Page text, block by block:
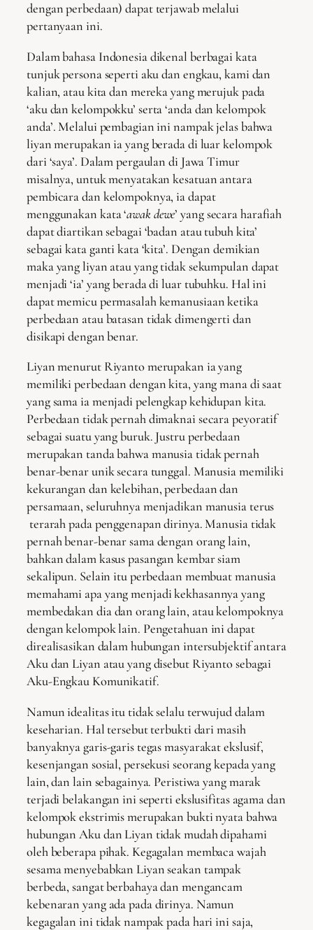
dengan perbedaan) dapat terjawab melalui
pertanyaan ini.
Dalam bahasa Indonesia dikenal berbagai kata
tunjuk persona seperti aku dan engkau, kami dan
kalian, atau kita dan mereka yang merujuk pada
‘aku dan kelompokku’ serta ‘anda dan kelompok
anda’. Melalui pembagian ini nampak jelas bahwa
liyan merupakan ia yang berada di luar kelompok
dari ‘saya’. Dalam pergaulan di Jawa Timur
misalnya, untuk menyatakan kesatuan antara
pembicara dan kelompoknya, ia dapat
menggunakan kata ‘awak dewe’ yang secara harafiah
dapat diartikan sebagai ‘badan atau tubuh kita’
sebagai kata ganti kata ‘kita’. Dengan demikian
maka yang liyan atau yang tidak sekumpulan dapat
menjadi ‘ia’ yang berada di luar tubuhku. Hal ini
dapat memicu permasalah kemanusiaan ketika
perbedaan atau batasan tidak dimengerti dan
disikapi dengan benar.
Liyan menurut Riyanto merupakan ia yang
memiliki perbedaan dengan kita, yang mana di saat
yang sama ia menjadi pelengkap kehidupan kita.
Perbedaan tidak pernah dimaknai secara peyoratif
sebagai suatu yang buruk. Justru perbedaan
merupakan tanda bahwa manusia tidak pernah
benar-benar unik secara tunggal. Manusia memiliki
kekurangan dan kelebihan, perbedaan dan
persamaan, seluruhnya menjadikan manusia terus
terarah pada penggenapan dirinya. Manusia tidak
pernah benar-benar sama dengan orang lain,
bahkan dalam kasus pasangan kembar siam
sekalipun. Selain itu perbedaan membuat manusia
memahami apa yang menjadi kekhasannya yang
membedakan dia dan orang lain, atau kelompoknya
dengan kelompok lain. Pengetahuan ini dapat
direalisasikan dalam hubungan intersubjektif antara
Aku dan Liyan atau yang disebut Riyanto sebagai
Aku-Engkau Komunikatif.
Namun idealitas itu tidak selalu terwujud dalam
keseharian. Hal tersebut terbukti dari masih
banyaknya garis-garis tegas masyarakat ekslusif,
kesenjangan sosial, persekusi seorang kepada yang
lain, dan lain sebagainya. Peristiwa yang marak
terjadi belakangan ini seperti ekslusifitas agama dan
kelompok ekstrimis merupakan bukti nyata bahwa
hubungan Aku dan Liyan tidak mudah dipahami
oleh beberapa pihak. Kegagalan membaca wajah
sesama menyebabkan Liyan seakan tampak
berbeda, sangat berbahaya dan mengancam
kebenaran yang ada pada dirinya. Namun
kegagalan ini tidak nampak pada hari ini saja,